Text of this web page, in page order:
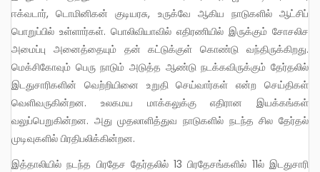
ஈக்வடார், டொமினிகன் குடியரசு, உருக்வே ஆகிய நாடுகளில் ஆட்சிப்
பொறுப்பில் உள்ளார்கள். பொலிவியாவில் எதிரணியில் இருக்கும் சோசலிச
அமைப்பு அனைத்தையும் தன் கட்டுக்குள் கொண்டு வந்திருக்கிறது.
மெக்சிகோவும் பெரு நாடும் அடுத்த ஆண்டு நடக்கவிருக்கும் தேர்தலில்
இடதுசாரிகளின் வெற்றியினை உறுதி செய்வார்கள் என்ற செய்திகள்
வெளிவருகின்றன. உலகமய மாக்கலுக்கு எதிரான இயக்கங்கள்
வலுப்பெறுகின்றன. அது முதலாளித்துவ நாடுகளில் நடந்த சில தேர்தல்
முடிவுகளில் பிரதிபலிக்கின்றன.
இத்தாலியில் நடந்த பிரதேச தேர்தலில் 13 பிரதேசங்களில் 11ல் இடதுசாரி